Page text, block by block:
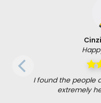
I found the people
extremely